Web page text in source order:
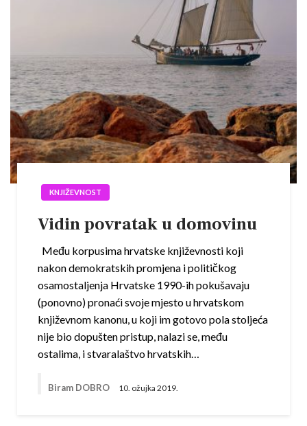
KNJIŽEVNOST
Vidin povratak u domovinu
Među korpusima hrvatske književnosti koji
nakon demokratskih promjena i političkog
osamostaljenja Hrvatske 1990-ih pokušavaju
(ponovno) pronaći svoje mjesto u hrvatskom
književnom kanonu, u koji im gotovo pola stoljeća
nije bio dopušten pristup, nalazi se, među
ostalima, i stvaralaštvo hrvatskih…
Biram DOBRO 10. ožujka 2019.